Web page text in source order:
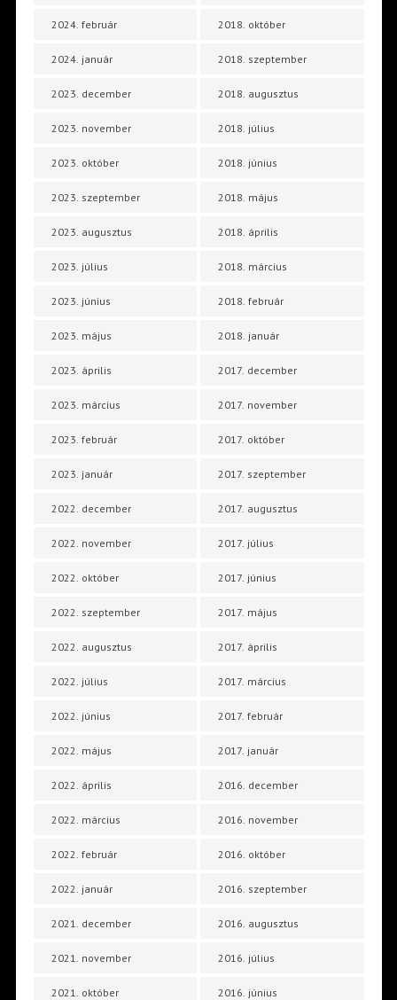
2024. február
2024. január
2023. december
2023. november
2023. október
2023. szeptember
2023. augusztus
2023. július
2023. június
2023. május
2023. április
2023. március
2023. február
2023. január
2022. december
2022. november
2022. október
2022. szeptember
2022. augusztus
2022. július
2022. június
2022. május
2022. április
2022. március
2022. február
2022. január
2021. december
2021. november
2021. október
2018. október
2018. szeptember
2018. augusztus
2018. július
2018. június
2018. május
2018. április
2018. március
2018. február
2018. január
2017. december
2017. november
2017. október
2017. szeptember
2017. augusztus
2017. július
2017. június
2017. május
2017. április
2017. március
2017. február
2017. január
2016. december
2016. november
2016. október
2016. szeptember
2016. augusztus
2016. július
2016. június